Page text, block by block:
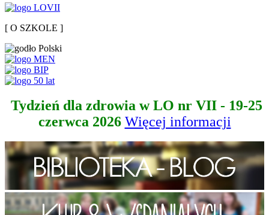
[ O SZKOLE ]
Tydzień dla zdrowia w LO nr VII - 19-25
czerwca 2026 Więcej informacji